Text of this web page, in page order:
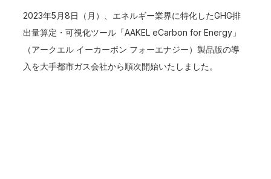
2023年5月8日（月）、エネルギー業界に特化したGHG排
出量算定・可視化ツール「AAKEL eCarbon for Energy」
（アークエル イーカーボン フォーエナジー）製品版の導
入を大手都市ガス会社から順次開始いたしました。